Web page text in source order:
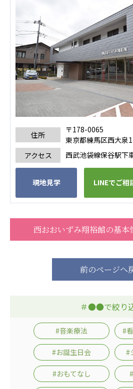
上海介護施設
広州谷豊園
住所
〒178-0065
東京都練馬区西大泉
アクセス
西武池袋線保谷駅
現地見学 LINEでご相
西おおいずみ翔裕館の基本
前のページへ
＃●●で絞り
#音楽療法 #
#お誕生日会 #
#おもてなし